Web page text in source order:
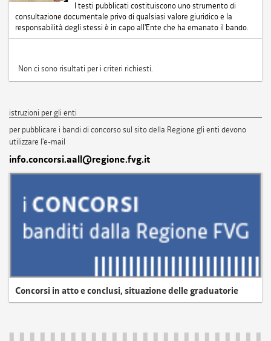
I testi pubblicati costituiscono uno strumento di
consultazione documentale privo di qualsiasi valore giuridico e la
responsabilità degli stessi è in capo all'Ente che ha emanato il bando.
Non ci sono risultati per i criteri richiesti.
istruzioni per gli enti
per pubblicare i bandi di concorso sul sito della Regione gli enti devono
utilizzare l'e-mail
info.concorsi.aall@regione.fvg.it
Concorsi in atto e conclusi, situazione delle graduatorie